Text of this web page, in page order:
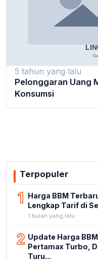
5 tahun yang lalu
Pelonggaran Uang
Konsumsi
Terpopuler
1 Harga BBM
Lengkap Tarif di
1 bulan yang lalu
2 Update Harga
Pertamax Turbo,
Turu...